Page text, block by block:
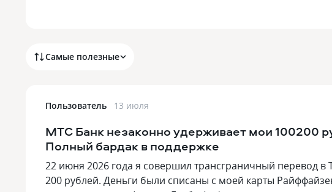
Самые полезные
Пользователь 13 июля
МТС Банк незаконно удерживает мои 100200
Полный бардак в поддержке
22 июня 2026 года я совершил трансграничный перевод
200 рублей. Деньги были списаны с моей карты